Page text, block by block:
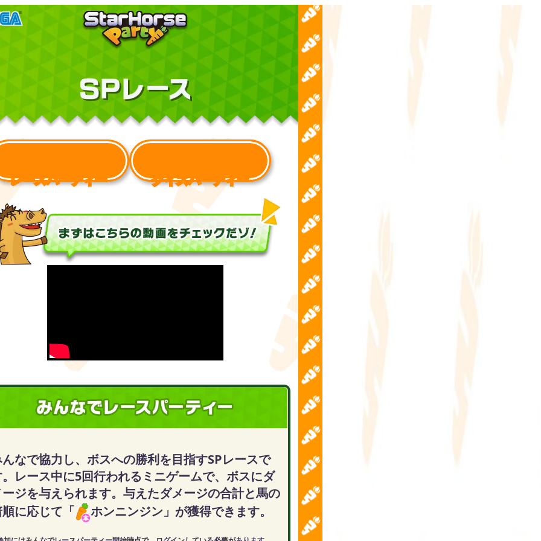
レースパーティー
クイズパーティー
なで協力し、ボスへの勝利を目指すSPレースで
レース中に5回行われるミニゲームで、ボスにダ
ジを与えられます。与えたダメージの合計と馬の
に応じて「
ホンニンジン」が獲得できます。